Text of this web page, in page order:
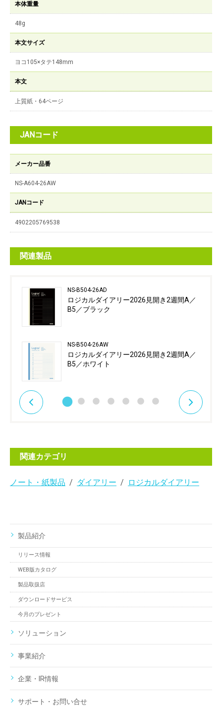
本体重量
48g
本文サイズ
ヨコ105×タテ148mm
本文
上質紙・64ページ
JANコード
メーカー品番
NS-A604-26AW
JANコード
4902205769538
関連製品
NS-B504-26AD
ロジカルダイアリー2026見開き2週間A／
B5／ブラック
NS-B504-26AW
ロジカルダイアリー2026見開き2週間A／
B5／ホワイト
関連カテゴリ
ノート・紙製品 ダイアリー ロジカルダイアリー
製品紹介
リリース情報
WEB版カタログ
製品取扱店
ダウンロードサービス
今月のプレゼント
ソリューション
事業紹介
企業・IR情報
サポート・お問い合せ